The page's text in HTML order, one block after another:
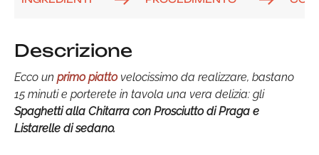
Descrizione
Ecco un primo piatto velocissimo da realizzare, bastano
15 minuti e porterete in tavola una vera delizia: gli
Spaghetti alla Chitarra con Prosciutto di Praga e
Listarelle di sedano.